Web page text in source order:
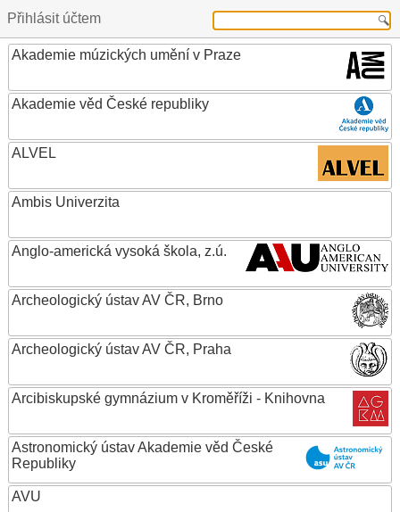
Přihlásit účtem
Akademie múzických umění v Praze
Akademie věd České republiky
ALVEL
Ambis Univerzita
Anglo-americká vysoká škola, z.ú.
Archeologický ústav AV ČR, Brno
Archeologický ústav AV ČR, Praha
Arcibiskupské gymnázium v Kroměříži - Knihovna
Astronomický ústav Akademie věd České
Republiky
AVU